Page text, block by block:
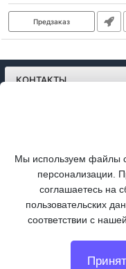
Предзаказ
КОНТАКТЫ
ПОДПИСКА
Мы используем файлы
персонализации.
соглашаетесь на
пользовательских
соответствии с нашей